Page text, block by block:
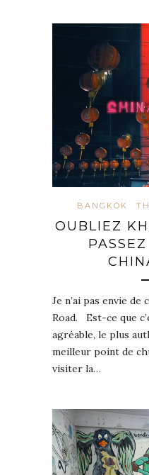
BANGKOK
OUBLIEZ
Je n’ai pas envie
Road. Est-ce que
agréable, le plus
meilleur point de
visiter la…